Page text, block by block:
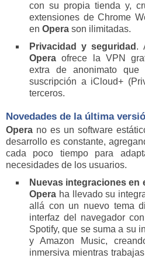
con su propia tienda y,
extensiones de Chrome
en Opera son ilimitadas.
Privacidad y seguridad .
Opera ofrece la VPN
extra de anonimato
suscripción a iCloud+
terceros.
Novedades de la última
Opera no es un software
desarrollo es constante,
cada poco tiempo para
necesidades de los usuarios.
Nuevas integraciones en
Opera ha llevado su
allá con un nuevo tema
interfaz del navegador
Spotify, que se suma a su
y Amazon Music,
inmersiva mientras